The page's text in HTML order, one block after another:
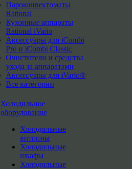
Пароконвектоматы
Rational
Кухонные аппараты
Rational iVario
Аксессуары для iCombi
Pro и iCombi Classic
Очистители и средства
ухода за аппаратами
Аксессуары для iVario®
Все категории
Холодильное
оборудование
Холодильные
витрины
Холодильные
шкафы
Холодильные